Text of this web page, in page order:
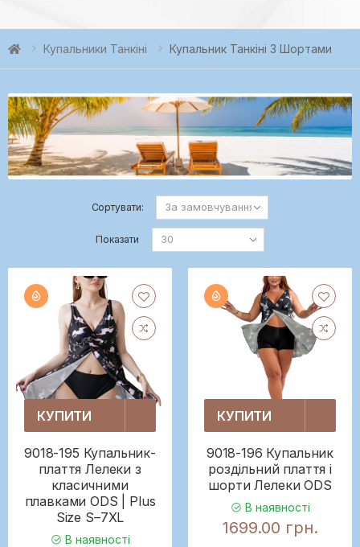
Купальники Танкіні Купальник Танкіні З Шортами
Сортувати:
Показати
КУПИТИ
9018-195 Купальник-
плаття Лелеки з
класичними
плавками ODS | Plus
Size S–7XL
В наявності
КУПИТИ
9018-196 Купальник
роздільний плаття і
шорти Лелеки ODS
В наявності
1699.00 грн.